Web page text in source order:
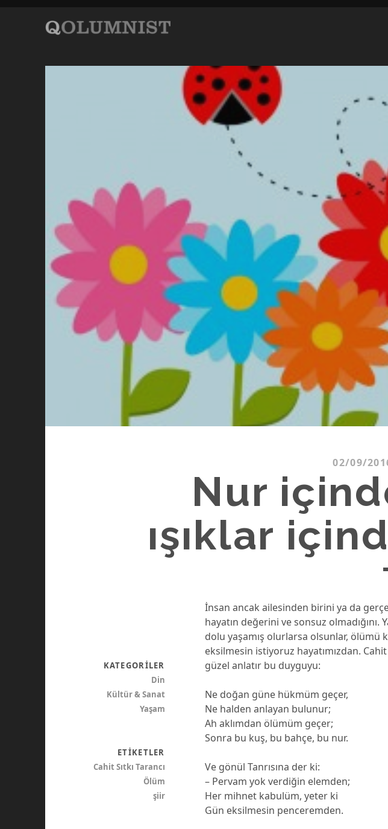
02/09/
Nur
ışıklar
İnsan ancak ailesinden birini ya da
hayatın değerini ve sonsuz
dolu yaşamış olurlarsa olsunlar, ölümü
eksilmesin istiyoruz hayatımızdan. Cahit
güzel anlatır bu duyguyu:
Ne doğan güne hükmüm geçer,
Ne halden anlayan bulunur;
Ah aklımdan ölümüm geçer;
Sonra bu kuş, bu bahçe, bu nur.
Ve gönül Tanrısına der ki:
– Pervam yok verdiğin elemden;
Her mihnet kabulüm, yeter ki
Gün eksilmesin penceremden.
KATEGORILER
Din
Kültür & Sanat
Yaşam
ETIKETLER
Cahit Sıtkı Tarancı
Ölüm
şiir